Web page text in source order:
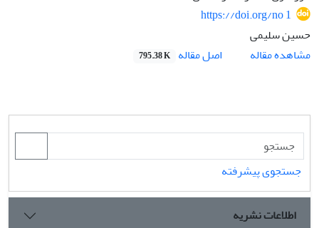
https://doi.org/no 1
حسین سلیمی
مشاهده مقاله
اصل مقاله 795.38 K
جستجوی پیشرفته
اطلاعات نشریه